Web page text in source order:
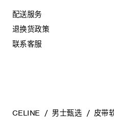
为长期保持皮带美观，请您遵
- 避免接触水、油、香水和化
使用柔软的浅色布轻轻擦拭，
- 请勿将本产品长时间暴露在
配送服务
退换货政策
联系客服
CELINE 男士甄选 皮带